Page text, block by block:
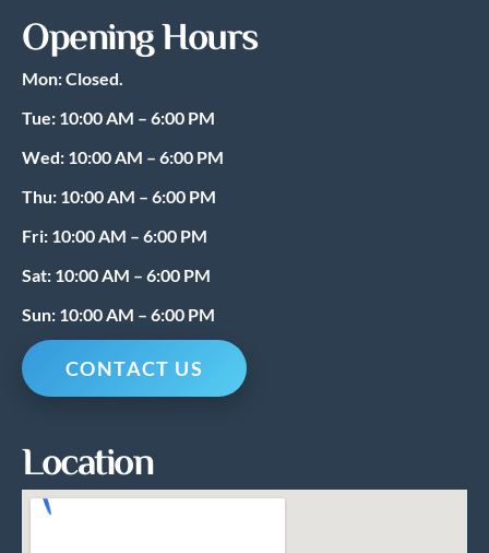
b
o
o
k
a
r
a
Opening Hours
Mon: Closed.
Tue: 10:00 AM – 6:00 PM
Wed: 10:00 AM – 6:00 PM
Thu: 10:00 AM – 6:00 PM
Fri: 10:00 AM – 6:00 PM
Sat: 10:00 AM – 6:00 PM
Sun: 10:00 AM – 6:00 PM
CONTACT US
Location